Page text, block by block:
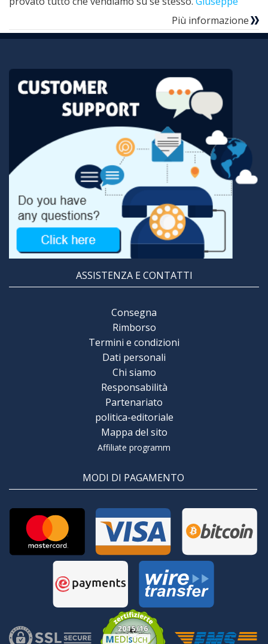
Più informazione
ASSISTENZA E CONTATTI
Consegna
Rimborso
Termini e condizioni
Dati personali
Chi siamo
Responsabilità
Partenariato
politica-editoriale
Mappa del sito
Affiliate programm
MODI DI PAGAMENTO